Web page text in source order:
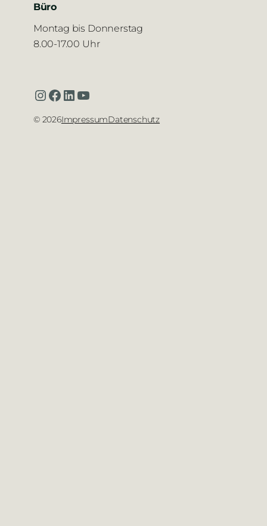
Büro
Montag bis Donnerstag
8.00-17.00 Uhr
InstagramFacebook LinkedIn YouTube
©2026ImpressumDatenschutz